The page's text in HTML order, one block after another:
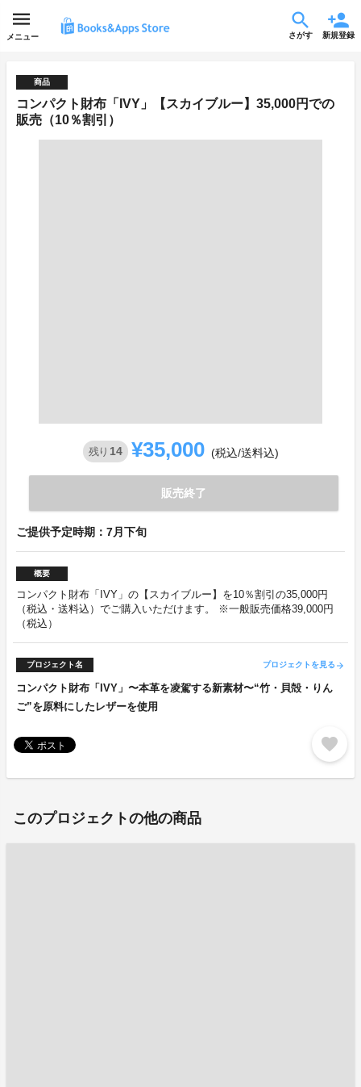
メニュー さがす 新規登録
商品
コンパクト財布「IVY」【スカイブルー】35,000円での
販売（10％割引）
残り 14 ¥35,000 (税込/送料込)
販売終了
ご提供予定時期：7月下旬
概要
コンパクト財布「IVY」の【スカイブルー】を10％割引の35,000円
（税込・送料込）でご購入いただけます。 ※一般販売価格39,000円
（税込）
プロジェクト名 プロジェクトを見る arrow_forward
コンパクト財布「IVY」〜本革を凌駕する新素材〜“竹・貝殻・りん
ご”を原料にしたレザーを使用
favorite
このプロジェクトの他の商品